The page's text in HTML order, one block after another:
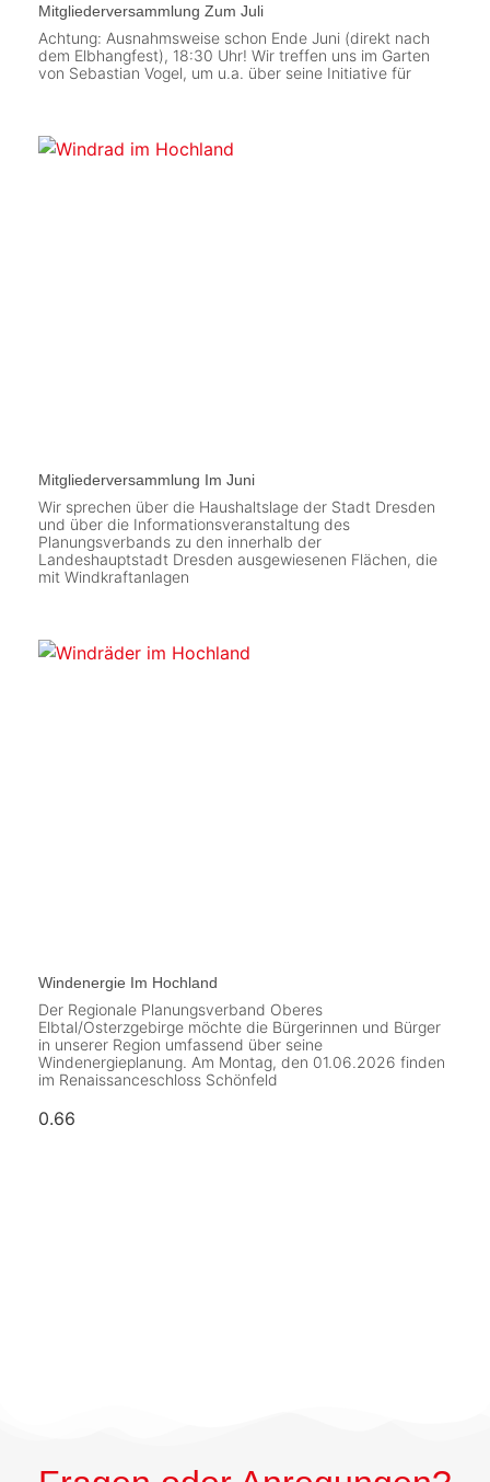
Mitgliederversammlung Zum Juli
Achtung: Ausnahmsweise schon Ende Juni (direkt nach
dem Elbhangfest), 18:30 Uhr! Wir treffen uns im Garten
von Sebastian Vogel, um u.a. über seine Initiative für
Mitgliederversammlung Im Juni
Wir sprechen über die Haushaltslage der Stadt Dresden
und über die Informationsveranstaltung des
Planungsverbands zu den innerhalb der
Landeshauptstadt Dresden ausgewiesenen Flächen, die
mit Windkraftanlagen
Windenergie Im Hochland
Der Regionale Planungsverband Oberes
Elbtal/Osterzgebirge möchte die Bürgerinnen und Bürger
in unserer Region umfassend über seine
Windenergieplanung. Am Montag, den 01.06.2026 finden
im Renaissanceschloss Schönfeld